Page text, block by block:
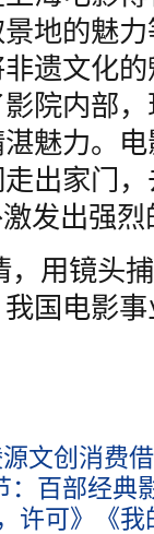
地的魅
遗文化
院内部
魅力。
出家门
发出强
，用镜头
国电影
文创消费
：百部经典
许可》《